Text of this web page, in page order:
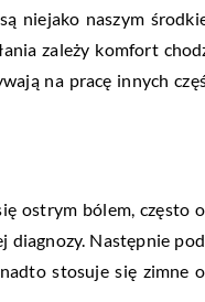
niejako naszym
zależy komfort
na pracę innych
ostrym bólem, często
diagnozy. Następnie
stosuje się zimne